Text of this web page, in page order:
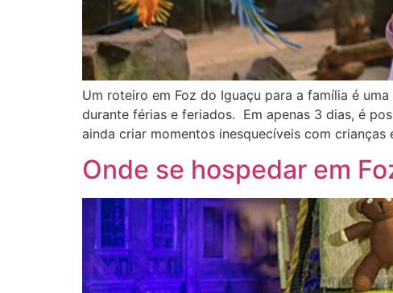
Um roteiro em Foz do Iguaçu para a família é
durante férias e feriados. Em apenas 3 dias, é
ainda criar momentos inesquecíveis com crianças
Onde se hospedar em